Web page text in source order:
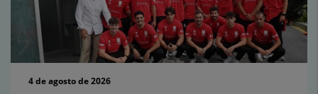
4 de agosto de 2026